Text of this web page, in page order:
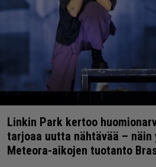
Linkin Park kertoo
tarjoaa uutta nähtävää –
Meteora-aikojen tuotanto